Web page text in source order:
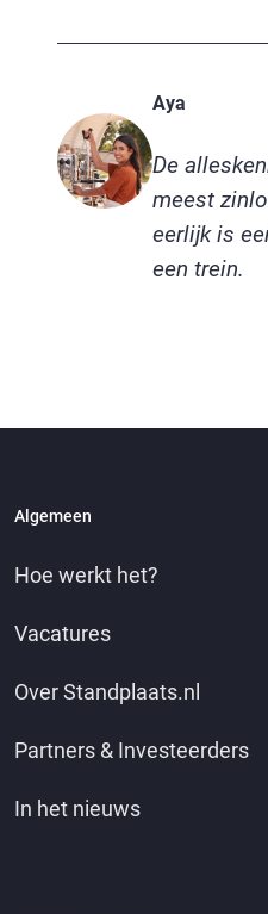
Aya
De
meest
eerlijk is
een trein.
Algemeen
Hoe werkt het?
Vacatures
Over Standplaats.nl
Partners & Investeerders
In het nieuws